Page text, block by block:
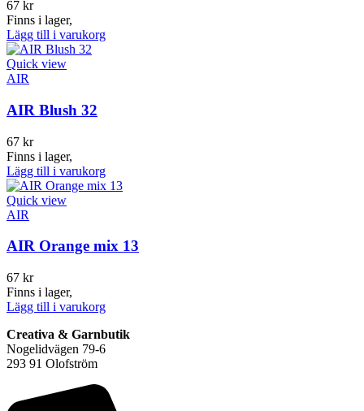
67 kr
Finns i lager,
Lägg till i varukorg
Quick view
AIR
AIR Blush 32
67 kr
Finns i lager,
Lägg till i varukorg
Quick view
AIR
AIR Orange mix 13
67 kr
Finns i lager,
Lägg till i varukorg
Creativa & Garnbutik
Nogelidvägen 79-6
293 91 Olofström